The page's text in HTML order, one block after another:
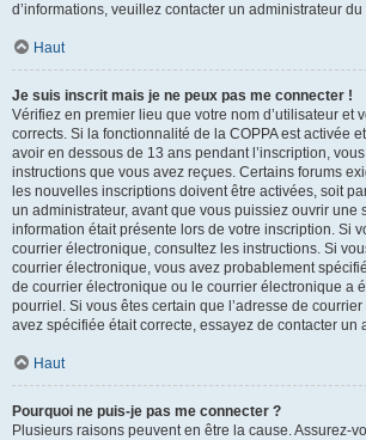
d’informations, veuillez contacter un administrateur du
Haut
Je suis inscrit mais je ne peux pas me connecter !
Vérifiez en premier lieu que votre nom d’utilisateur et
corrects. Si la fonctionnalité de la COPPA est activée
avoir en dessous de 13 ans pendant l’inscription,
instructions que vous avez reçues. Certains forums
les nouvelles inscriptions doivent être activées, soit
un administrateur, avant que vous puissiez ouvrir une
information était présente lors de votre inscription. Si
courrier électronique, consultez les instructions. Si
courrier électronique, vous avez probablement
de courrier électronique ou le courrier électronique a
pourriel. Si vous êtes certain que l’adresse de
avez spécifiée était correcte, essayez de contacter un
Haut
Pourquoi ne puis-je pas me connecter ?
Plusieurs raisons peuvent en être la cause. Assurez-